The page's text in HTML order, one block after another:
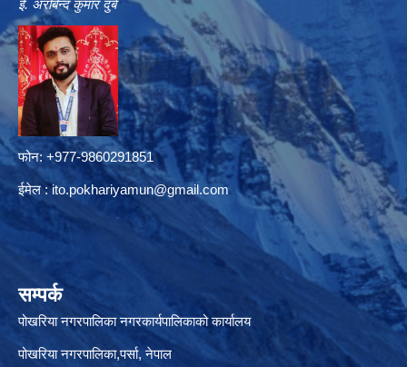
ई. अरबिन्द कुमार दुबे
फोन: +977-9860291851
ईमेल :ito.pokhariyamun@gmail.com
सम्पर्क
पोखरिया नगरपालिका नगरकार्यपालिकाको कार्यालय
पोखरिया नगरपालिका,पर्सा, नेपाल